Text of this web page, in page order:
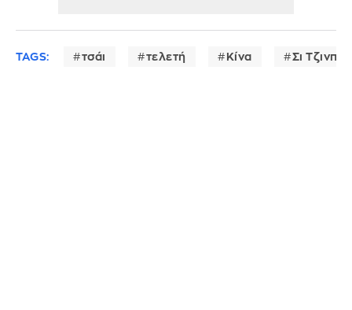
TAGS: τσάι τελετή Κίνα Σι